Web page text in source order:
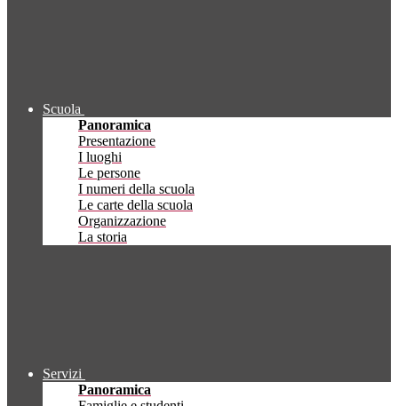
Scuola
Panoramica
Presentazione
I luoghi
Le persone
I numeri della scuola
Le carte della scuola
Organizzazione
La storia
Servizi
Panoramica